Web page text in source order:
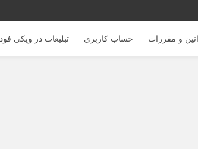
و مقررات حساب کاربری تبلیغات در ویکی فود